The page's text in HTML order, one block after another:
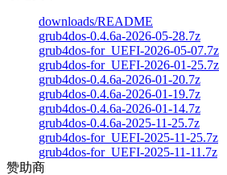
downloads/README
grub4dos-0.4.6a-2026-05-28.7z
grub4dos-for_UEFI-2026-05-07.7z
grub4dos-for_UEFI-2026-01-25.7z
grub4dos-0.4.6a-2026-01-20.7z
grub4dos-0.4.6a-2026-01-19.7z
grub4dos-0.4.6a-2026-01-14.7z
grub4dos-0.4.6a-2025-11-25.7z
grub4dos-for_UEFI-2025-11-25.7z
grub4dos-for_UEFI-2025-11-11.7z
赞助商